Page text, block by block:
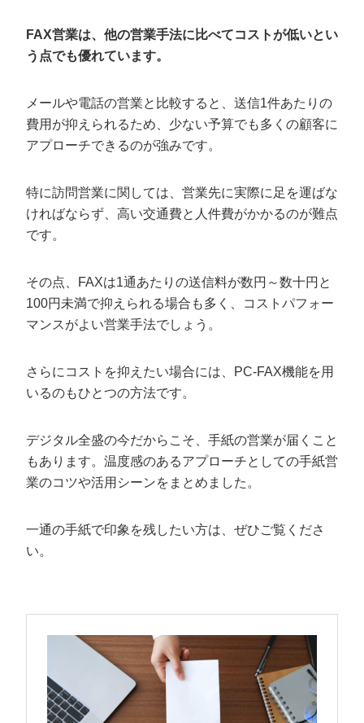
FAX営業は、他の営業手法に比べてコストが低いとい
う点でも優れています。
メールや電話の営業と比較すると、送信1件あたりの
費用が抑えられるため、少ない予算でも多くの顧客に
アプローチできるのが強みです。
特に訪問営業に関しては、営業先に実際に足を運ばな
ければならず、高い交通費と人件費がかかるのが難点
です。
その点、FAXは1通あたりの送信料が数円～数十円と
100円未満で抑えられる場合も多く、コストパフォー
マンスがよい営業手法でしょう。
さらにコストを抑えたい場合には、PC-FAX機能を用
いるのもひとつの方法です。
デジタル全盛の今だからこそ、手紙の営業が届くこと
もあります。温度感のあるアプローチとしての手紙営
業のコツや活用シーンをまとめました。
一通の手紙で印象を残したい方は、ぜひご覧くださ
い。